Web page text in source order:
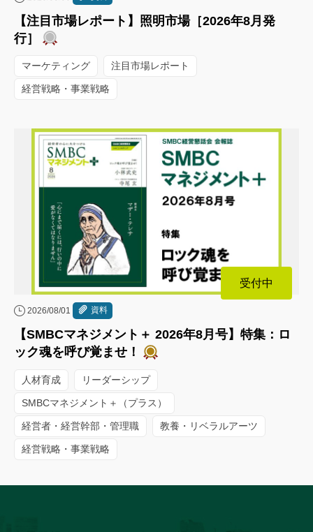
【注目市場レポート】照明市場［2026年8月発
行］
マーケティング 注目市場レポート
経営戦略・事業戦略
受付中
2026/08/01 資料
【SMBCマネジメント＋ 2026年8月号】特集：ロ
ック魂を呼び覚ませ！
人材育成 リーダーシップ
SMBCマネジメント＋（プラス）
経営者・経営幹部・管理職 教養・リベラルアーツ
経営戦略・事業戦略